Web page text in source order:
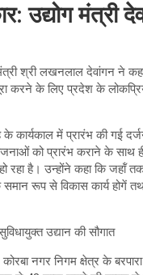
उद्योग मंत्री
श्री लखनलाल देवांगन ने
करने के लिए प्रदेश के
के कार्यकाल में प्रारंभ की गई
को प्रारंभ कराने के
रहा है। उन्होंने कहा कि जहॉं
के समान रूप से विकास कार्य
नगर निगम क्षेत्र के